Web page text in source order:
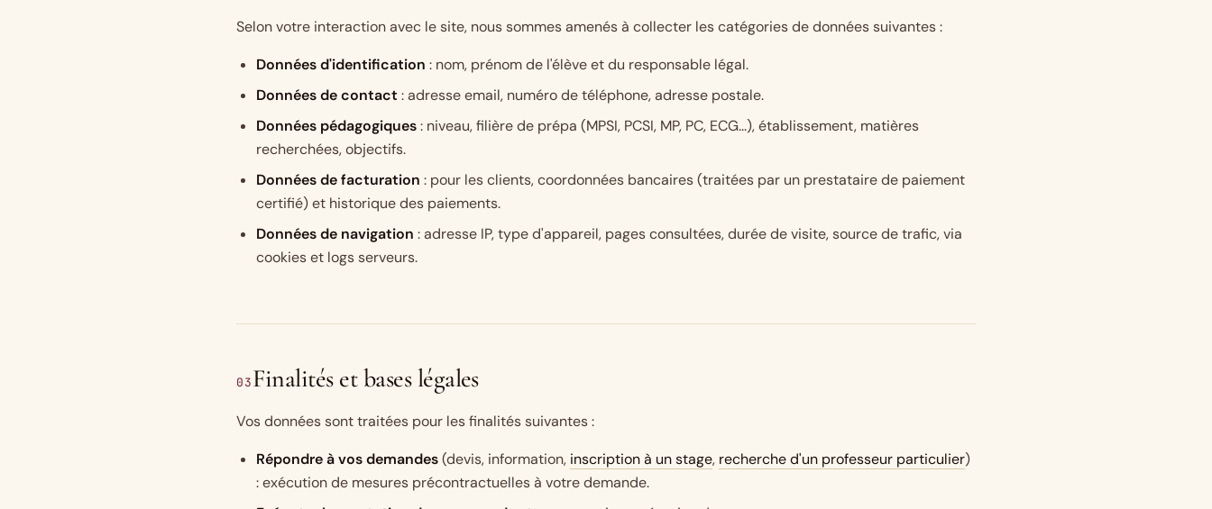
Selon votre interaction avec le site, nous sommes amenés à collecter les catégories de données suivantes :
Données d'identification : nom, prénom de l'élève et du responsable légal.
Données de contact : adresse email, numéro de téléphone, adresse postale.
Données pédagogiques: niveau, filière de prépa (MPSI, PCSI, MP, PC, ECG...), établissement, matières
recherchées, objectifs.
Données de facturation : pour les clients, coordonnées bancaires (traitées par un prestataire de paiement
certifié) et historique des paiements.
Données de navigation : adresse IP, type d'appareil, pages consultées, durée de visite, source de trafic, via
cookies et logs serveurs.
03Finalités et bases légales
Vos données sont traitées pour les finalités suivantes :
Répondre à vos demandes(devis, information, inscription à un stage, recherche d'un professeur particulier)
: exécution de mesures précontractuelles à votre demande.